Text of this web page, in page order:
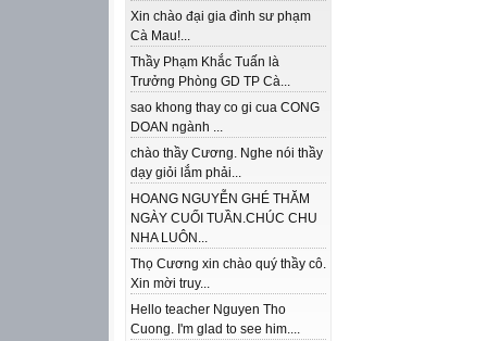
Xin chào đại gia đình sư phạm
Cà Mau!...
Thầy Phạm Khắc Tuấn là
Trưởng Phòng GD TP Cà...
sao khong thay co gi cua CONG
DOAN ngành ...
chào thầy Cương. Nghe nói thầy
dạy giỏi lắm phải...
HOANG NGUYỄN GHÉ THĂM
NGÀY CUỐI TUẦN.CHÚC CHU
NHA LUÔN...
Thọ Cương xin chào quý thầy cô.
Xin mời truy...
Hello teacher Nguyen Tho
Cuong. I'm glad to see him....